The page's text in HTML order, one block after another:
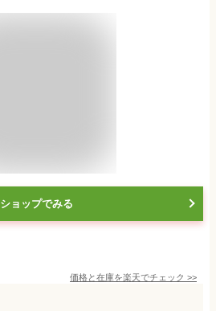
ショップでみる
価格と在庫を楽天でチェック >>